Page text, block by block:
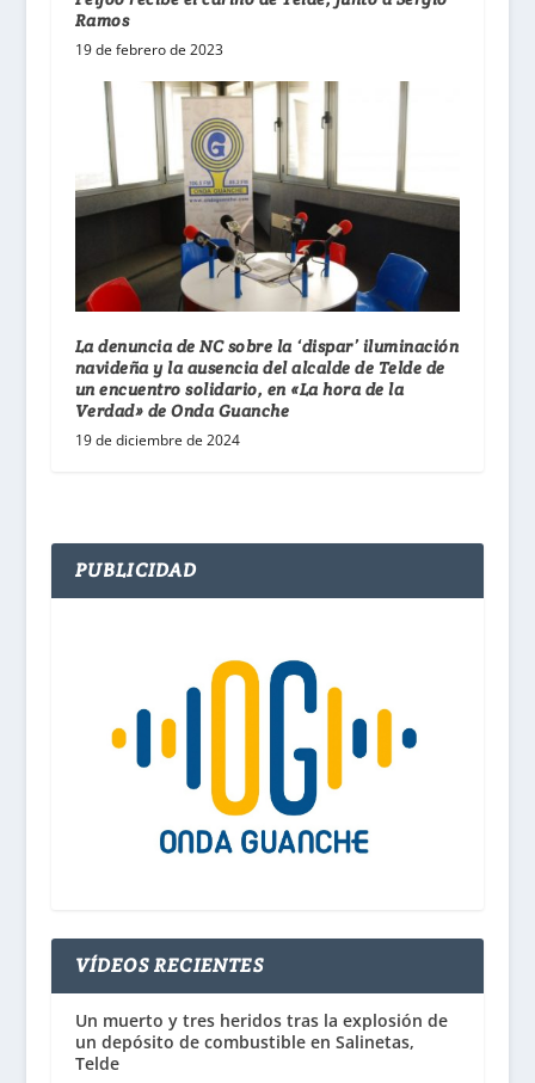
Ramos
19 de febrero de 2023
La denuncia de NC sobre la ‘dispar’ iluminación
navideña y la ausencia del alcalde de Telde de
un encuentro solidario, en «La hora de la
Verdad» de Onda Guanche
19 de diciembre de 2024
PUBLICIDAD
VÍDEOS RECIENTES
Un muerto y tres heridos tras la explosión de
un depósito de combustible en Salinetas,
Telde